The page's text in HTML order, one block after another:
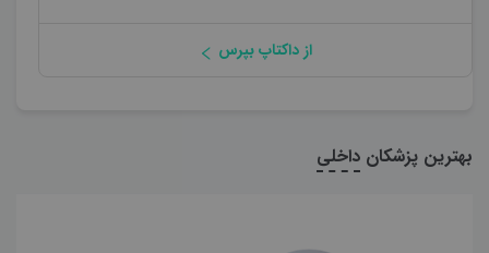
از داکتاپ بپرس
بهترین پزشکان داخلی